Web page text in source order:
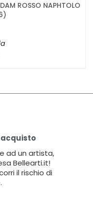
ROSSO NAPHTOLO
acquisto
ad un artista,
Bellearti.it!
il rischio di